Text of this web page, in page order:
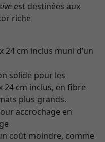
est destinées aux
riche
24 cm inclus muni d’un
solide pour les
24 cm inclus, en fibre
plus grands.
accrochage en
coût moindre, comme